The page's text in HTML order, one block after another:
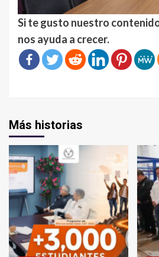
Si te gusto nuestro
nos ayuda a crecer.
Más historias